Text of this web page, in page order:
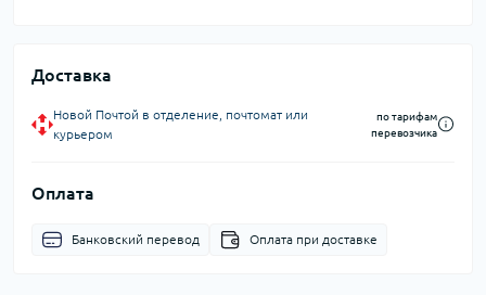
Доставка
Новой Почтой в отделение, почтомат или
курьером
по тарифам
перевозчика
Оплата
Банковский перевод Оплата при доставке